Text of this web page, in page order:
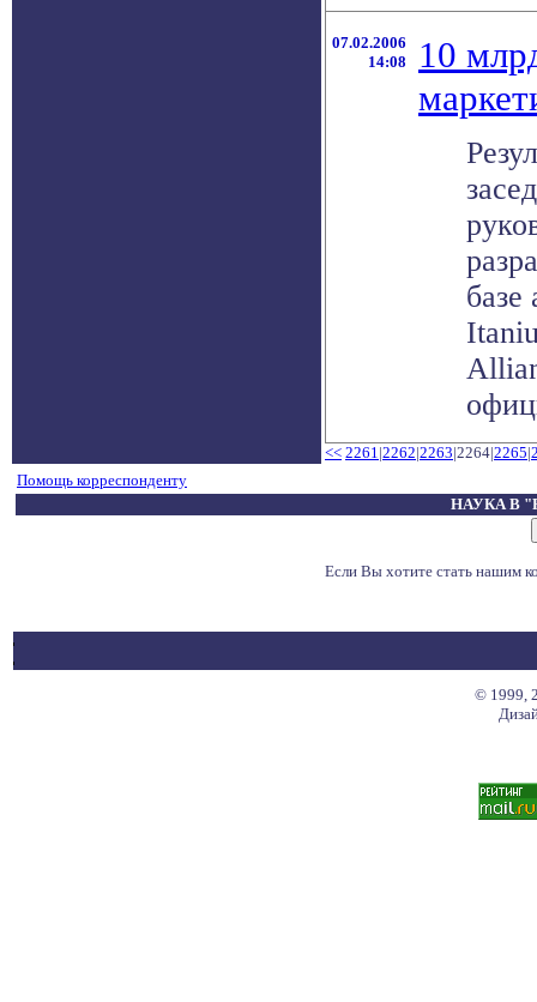
07.02.2006
14:08
10
базе
<< 2261|2262|2263|2264|2265|
Помощь корреспонденту
НАУКА В
Если Вы хотите стать нашим
© 1999,